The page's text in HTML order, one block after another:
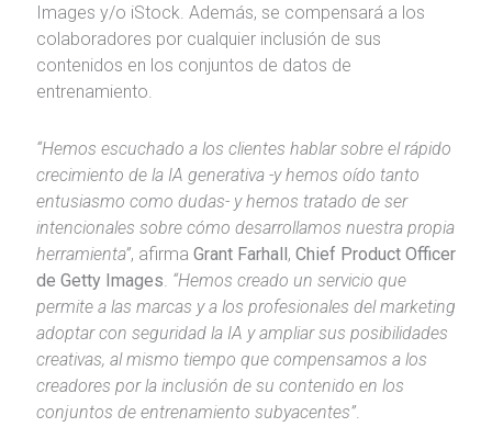
Images y/o iStock. Además, se compensará a los
colaboradores por cualquier inclusión de sus
contenidos en los conjuntos de datos de
entrenamiento.
“Hemos escuchado a los clientes hablar sobre el rápido
crecimiento de la IA generativa -y hemos oído tanto
entusiasmo como dudas- y hemos tratado de ser
intencionales sobre cómo desarrollamos nuestra propia
herramienta”, afirma Grant Farhall, Chief Product Officer
de Getty Images “Hemos creado un servicio que
permite a las marcas y a los profesionales del marketing
adoptar con seguridad la IA y ampliar sus posibilidades
creativas, al mismo tiempo que compensamos a los
creadores por la inclusión de su contenido en los
conjuntos de entrenamiento subyacentes”.